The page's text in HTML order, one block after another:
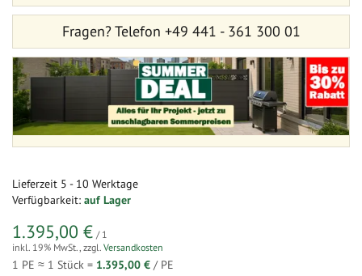
Lieferzeit 5 - 10 Werktage
Verfügbarkeit: auf Lager
1.395,00 € / 1
inkl. 19% MwSt. zzgl. Versandkosten
1 PE ≈ 1 Stück = 1.395,00 € / PE
Fragen?Telefon +49 441 - 361 300 01